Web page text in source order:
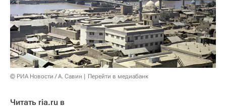
© РИА Новости / А. Савин Перейти в медиабанк
Читать ria.ru в